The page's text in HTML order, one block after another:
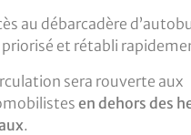
au débarcadère
priorisé et rétabli
sera rouverte aux
en dehors des
.